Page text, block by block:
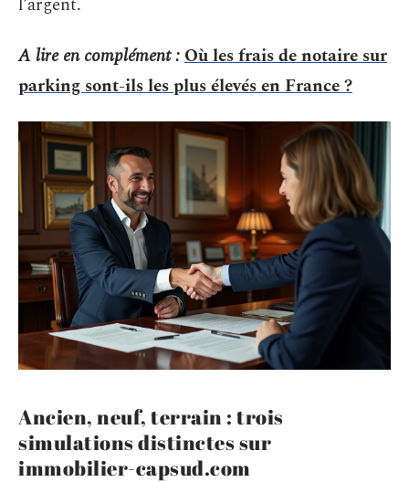
A lire en complément :Où les frais de notaire sur
parking sont-ils les plus élevés en France ?
Ancien, neuf, terrain : trois
simulations distinctes sur
immobilier-capsud.com